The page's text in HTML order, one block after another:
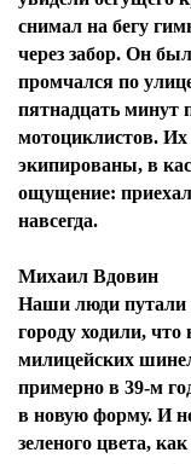
снимал на бегу
через забор. Он
промчался по
пятнадцать минут
мотоциклистов.
экипированы, в
ощущение:
навсегда.
Михаил Вдовин
Наши люди путали
городу ходили,
милицейских
примерно в 39-м
в новую форму. И
зеленого цвета,